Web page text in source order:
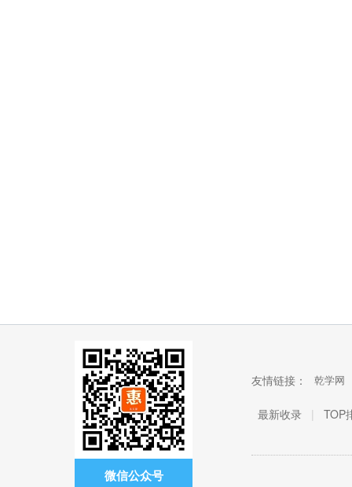
微信公众号
友情链接： 乾学网
最新收录 | TOP